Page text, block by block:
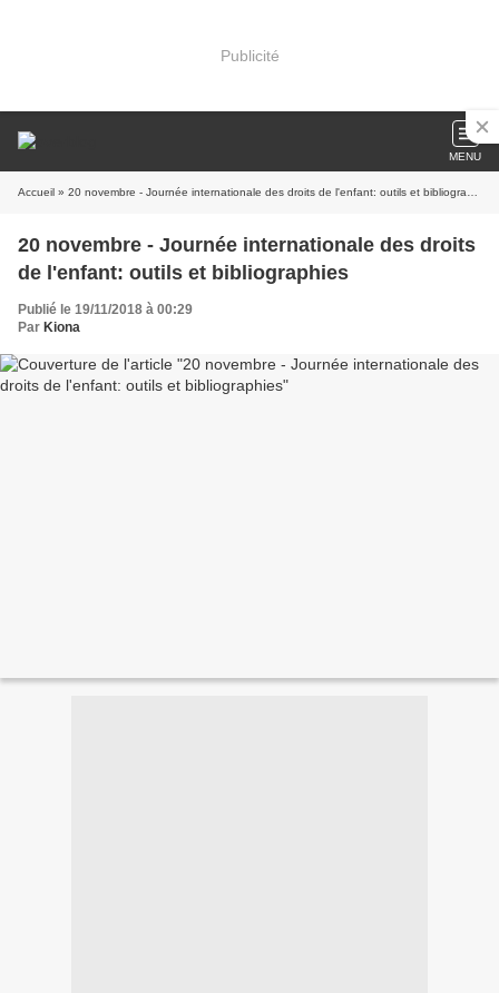
Publicité
MENU
Accueil » 20 novembre - Journée internationale des droits de l'enfant: outils et bibliographies
20 novembre - Journée internationale des droits
de l'enfant: outils et bibliographies
Publié le 19/11/2018 à 00:29
Par Kiona